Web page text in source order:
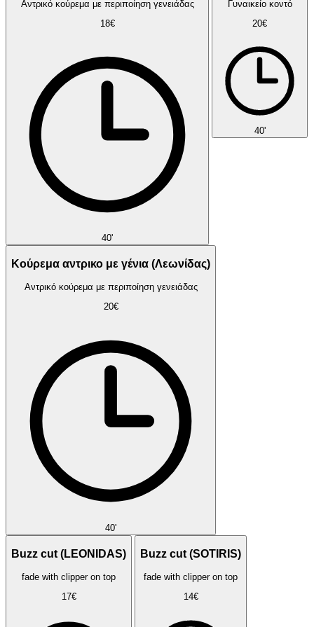
Αντρικό κούρεμα με περιποίηση γενειάδας
18€
40'
Γυναικείο κοντό
20€
40'
Κούρεμα αντρικο με γένια (Λεωνίδας)
Αντρικό κούρεμα με περιποίηση γενειάδας
20€
40'
Buzz cut (LEONIDAS)
fade with clipper on top
17€
Buzz cut (SOTIRIS)
fade with clipper on top
14€